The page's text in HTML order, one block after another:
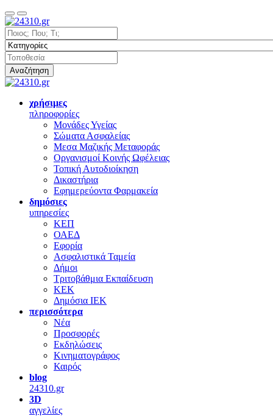
Αναζήτηση
χρήσιμες
πληροφορίες
Μονάδες Υγείας
Σώματα Ασφαλείας
Μεσα Μαζικής Μεταφοράς
Οργανισμοί Κοινής Ωφέλειας
Τοπική Αυτοδιοίκηση
Δικαστήρια
Εφημερεύοντα Φαρμακεία
δημόσιες
υπηρεσίες
ΚΕΠ
ΟΑΕΔ
Εφορία
Ασφαλιστικά Ταμεία
Δήμοι
Τριτοβάθμια Εκπαίδευση
ΚΕΚ
Δημόσια ΙΕΚ
περισσότερα
Νέα
Προσφορές
Εκδηλώσεις
Κινηματογράφος
Καιρός
blog
24310.gr
3D
αγγελίες